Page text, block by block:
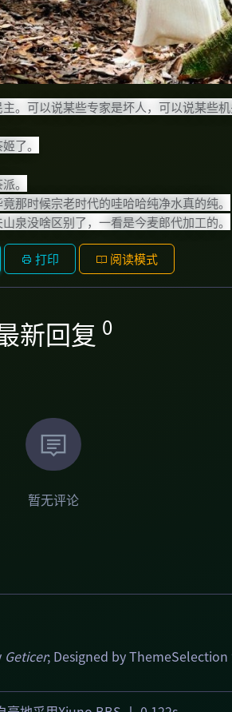
。可以说某些专家是坏人，可以说某些
了。
。
那时候宗老时代的哇哈哈纯净水真的纯。
泉没啥区别了，一看是今麦郎代加工的。
打印 阅读模式
新回复 0
暂无评论
Geticer; Designed byThemeSelection